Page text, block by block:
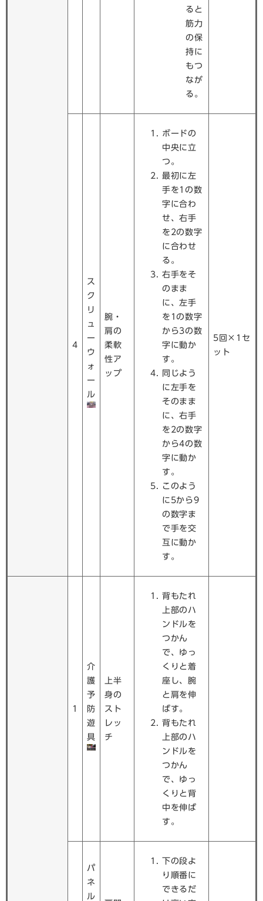
ると
筋力
の保
持に
もつ
なが
る。
4
ス
ク
リ
ュ
ー
ウ
ォ
ー
ル
腕・
肩の
柔軟
性ア
ップ
ボードの
中央に立
つ。
最初に左
手を1の数
字に合わ
せ、右手
を2の数字
に合わせ
る。
右手をそ
のまま
に、左手
を1の数字
から3の数
字に動か
す。
同じよう
に左手を
そのまま
に、右手
を2の数字
から4の数
字に動か
す。
このよう
に5から9
の数字ま
で手を交
互に動か
す。
5回×1セ
ット
1
介
護
予
防
遊
具
上半
身の
スト
レッ
チ
背もたれ
上部のハ
ンドルを
つかん
で、ゆっ
くりと着
座し、腕
と肩を伸
ばす。
背もたれ
上部のハ
ンドルを
つかん
で、ゆっ
くりと背
中を伸ば
す。
パ
ネ
ル
下の段よ
り順番に
できるだ